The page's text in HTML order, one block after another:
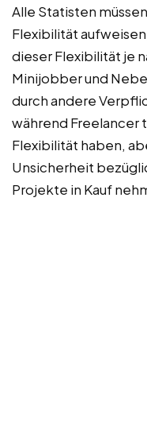
Alle Statisten
Flexibilität
dieser Flexibilität je
Minijobber und
durch andere
während Freelancer
Flexibilität haben,
Unsicherheit
Projekte in Kauf